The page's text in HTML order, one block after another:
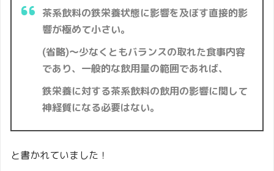
茶系飲料の鉄栄養状態に影響を及ぼす直接的影
響が極めて小さい。
(省略)～少なくともバランスの取れた食事内容
であり、一般的な飲用量の範囲であれば、
鉄栄養に対する茶系飲料の飲用の影響に関して
神経質になる必要はない。
と書かれていました！